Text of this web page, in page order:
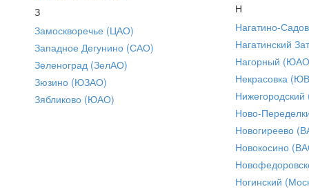
З
Замоскворечье (ЦАО)
Западное Дегунино (САО)
Зеленоград (ЗелАО)
Зюзино (ЮЗАО)
Зябликово (ЮАО)
Н
Нагатино-
Нагатинский
Нагорный
Некрасовка
Ново-
Новогиреево
Новокосино
Ногинский